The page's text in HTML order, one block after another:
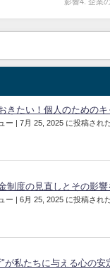
きたい！個人のための
ー | 7月 25, 2025 に投稿され
制度の見直しとその影響
ー | 6月 25, 2025 に投稿され
が私たちに与える心の安